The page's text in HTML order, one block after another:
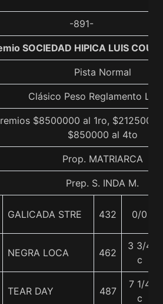
-891-
SOCIEDAD HIPICA LUIS
Pista Normal
Clásico Peso Reglamento
$8500000 al 1ro,
$850000 al 4to
Prop. MATRIARCA
Prep. S. INDA M.
GALICADA STRE 432 0/0
NEGRA LOCA 462
3 3/4
c
TEAR DAY 487
7 1/4
c